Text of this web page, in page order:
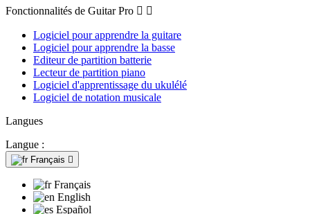
Fonctionnalités de Guitar Pro  
Logiciel pour apprendre la guitare
Logiciel pour apprendre la basse
Editeur de partition batterie
Lecteur de partition piano
Logiciel d'apprentissage du ukulélé
Logiciel de notation musicale
Langues
Langue :
Français 
Français
English
Español